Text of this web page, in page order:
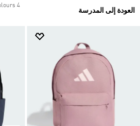
العودة إلى المدرسة
4 Colours